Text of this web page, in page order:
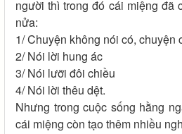
người thì trong đó cái miệng đã
nửa:
1/ Chuyện không nói có, chuyện
2/ Nói lời hung ác
3/ Nói lưỡi đôi chiều
4/ Nói lời thêu dệt.
Nhưng trong cuộc sống hằng
cái miệng còn tạo thêm nhiều